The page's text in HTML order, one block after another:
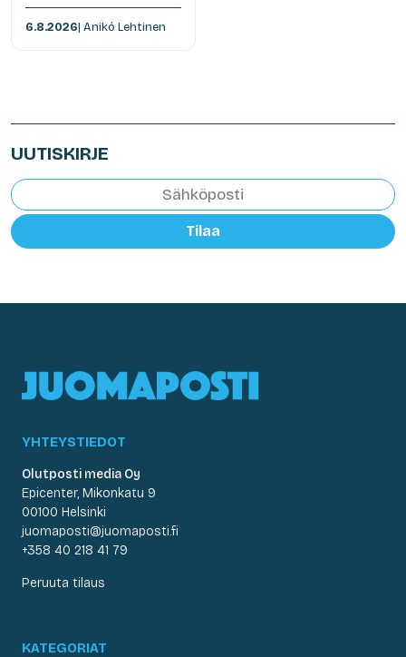
6.8.2026| Anikó Lehtinen
UUTISKIRJE
Tilaa
YHTEYSTIEDOT
Olutposti media Oy
Epicenter, Mikonkatu 9
00100 Helsinki
juomaposti@juomaposti.fi
+358 40 218 41 79
Peruuta tilaus
KATEGORIAT